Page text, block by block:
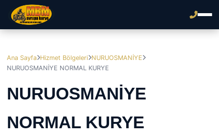
Ana Sayfa Hizmet Bölgeleri NURUOSMANİYE
NURUOSMANİYE NORMAL KURYE
NURUOSMANİYE
NORMAL KURYE